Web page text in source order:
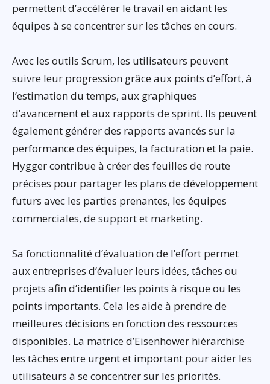
permettent d’accélérer le travail en aidant les
équipes à se concentrer sur les tâches en cours.
Avec les outils Scrum, les utilisateurs peuvent
suivre leur progression grâce aux points d’effort, à
l’estimation du temps, aux graphiques
d’avancement et aux rapports de sprint. Ils peuvent
également générer des rapports avancés sur la
performance des équipes, la facturation et la paie.
Hygger contribue à créer des feuilles de route
précises pour partager les plans de développement
futurs avec les parties prenantes, les équipes
commerciales, de support et marketing.
Sa fonctionnalité d’évaluation de l’effort permet
aux entreprises d’évaluer leurs idées, tâches ou
projets afin d’identifier les points à risque ou les
points importants. Cela les aide à prendre de
meilleures décisions en fonction des ressources
disponibles. La matrice d’Eisenhower hiérarchise
les tâches entre urgent et important pour aider les
utilisateurs à se concentrer sur les priorités.